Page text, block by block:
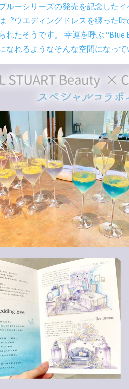
ルーシリーズの発売を記念したイ
〝ウエディングドレスを纏った
れたそうです。 幸運を呼ぶ
なれるようなそんな空間になっ